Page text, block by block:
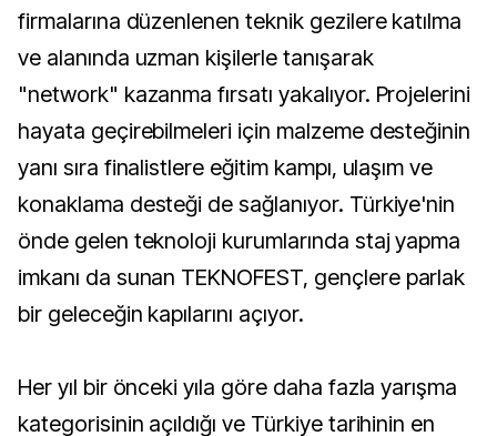
firmalarına düzenlenen teknik gezilere katılma
ve alanında uzman kişilerle tanışarak
"network" kazanma fırsatı yakalıyor. Projelerini
hayata geçirebilmeleri için malzeme desteğinin
yanı sıra finalistlere eğitim kampı, ulaşım ve
konaklama desteği de sağlanıyor. Türkiye'nin
önde gelen teknoloji kurumlarında staj yapma
imkanı da sunan TEKNOFEST, gençlere parlak
bir geleceğin kapılarını açıyor.
Her yıl bir önceki yıla göre daha fazla yarışma
kategorisinin açıldığı ve Türkiye tarihinin en